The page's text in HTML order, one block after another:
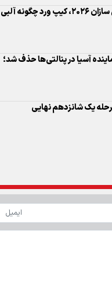
بررسی آمار تقابل یاران مسی برابر شگفتی سازان ۲۰۲۶، کیپ ورد چگونه آلبی
یک (۴)/ آخرین نماینده آسیا در پنالتی‌ها حذف شد؛
یک‌ شانزدهم نهایی